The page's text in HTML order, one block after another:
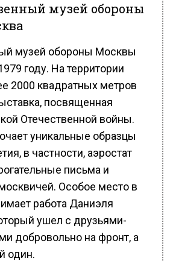
музей обороны
музей обороны Москвы
году. На территории
2000 квадратных метров
посвященная
Отечественной войны.
уникальные образцы
в частности, аэростат
письма и
Особое место в
работа Даниэля
ушел с друзьями-
добровольно на фронт, а
один.